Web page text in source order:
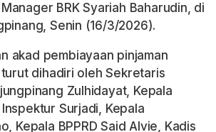
BRK Syariah Baharudin, di
Senin (16/3/2026).
akad pembiayaan pinjaman
dihadiri oleh Sekretaris
Zulhidayat, Kepala
Inspektur Surjadi, Kepala
Kepala BPPRD Said Alvie, Kadis